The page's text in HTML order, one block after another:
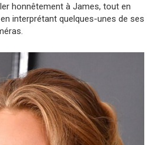
honnêtement à James, tout en
interprétant quelques-unes de ses